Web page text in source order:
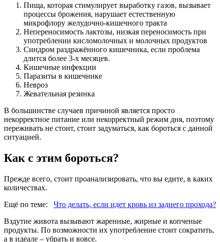
Пища, которая стимулирует выработку газов, вызывает
процессы брожения, нарушает естественную
микрофлору желудочно-кишечного тракта
Непереносимость лактозы, низкая переносимость при
употреблении кисломолочных и молочных продуктов
Синдром раздражённого кишечника, если проблема
длится более 3-х месяцев.
Кишечные инфекции
Паразиты в кишечнике
Невроз
Жевательная резинка
В большинстве случаев причиной является просто
некорректное питание или некорректный режим дня, поэтому
переживать не стоит, стоит задуматься, как бороться с данной
ситуацией.
Как с этим бороться?
Прежде всего, стоит проанализировать, что вы едите, в каких
количествах.
Ещё по теме:
Что делать, если идет кровь из заднего прохода?
Вздутие живота вызывают жаренные, жирные и копченые
продукты. По возможности их употребление стоит сократить,
а в идеале – убрать и вовсе.